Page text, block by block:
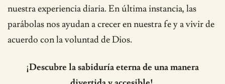
nuestra experiencia diaria. En última instancia, las
parábolas nos ayudan a crecer en nuestra fe y a vivir de
acuerdo con la voluntad de Dios.
¡Descubre la sabiduría eterna de una manera